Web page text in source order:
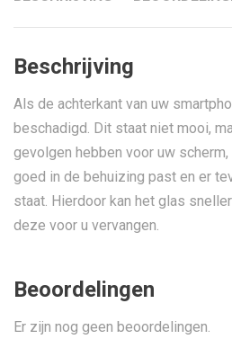
Beschrijving
Als de achterkant van uw
beschadigd. Dit staat niet mooi,
gevolgen hebben voor uw
goed in de behuizing past en er
staat. Hierdoor kan het glas
deze voor u vervangen.
Beoordelingen
Er zijn nog geen beoordelingen.